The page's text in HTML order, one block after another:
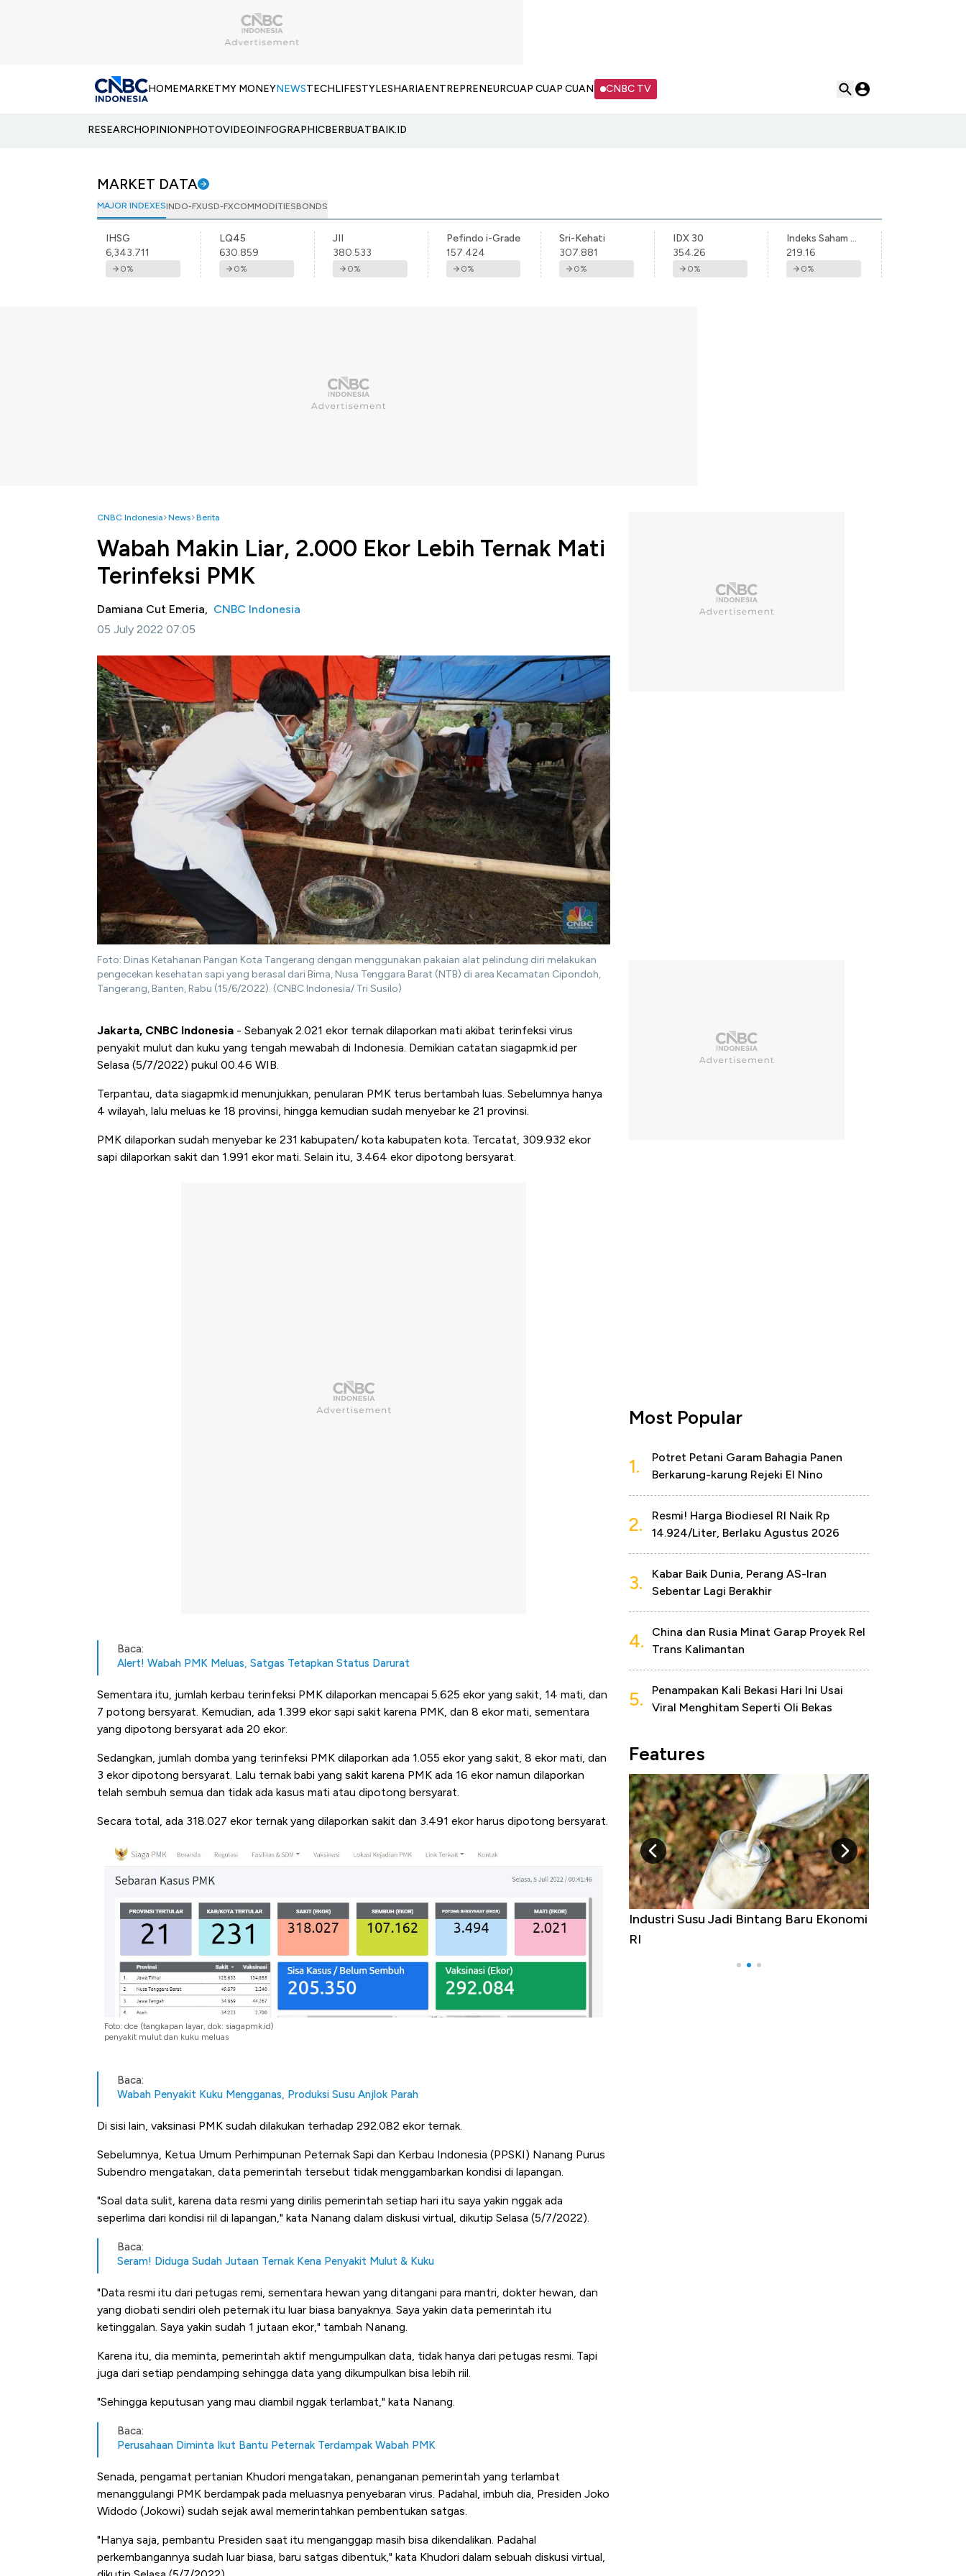
HOMEMARKETMY MONEYNEWSTECHLIFESTYLESHARIAENTREPRENEURCUAP CUAP CUAN CNBC TV
RESEARCHOPINIONPHOTOVIDEOINFOGRAPHICBERBUATBAIK.ID
MARKET DATA
MAJOR INDEXESINDO-FXUSD-FXCOMMODITIESBONDS
IHSG
6,343.711
0%
LQ45
630.859
0%
JII
380.533
0%
Pefindo i-Grade
157.424
0%
Sri-Kehati
307.881
0%
IDX 30
354.26
0%
Indeks Saham Syariah Indonesia
219.16
0%
CNBC Indonesia News Berita
Wabah Makin Liar, 2.000 Ekor Lebih Ternak Mati
Terinfeksi PMK
Damiana Cut Emeria, CNBC Indonesia
05 July 2022 07:05
Foto: Dinas Ketahanan Pangan Kota Tangerang dengan menggunakan pakaian alat pelindung diri melakukan
pengecekan kesehatan sapi yang berasal dari Bima, Nusa Tenggara Barat (NTB) di area Kecamatan Cipondoh,
Tangerang, Banten, Rabu (15/6/2022). (CNBC Indonesia/ Tri Susilo)
Jakarta, CNBC Indonesia - Sebanyak 2.021 ekor ternak dilaporkan mati akibat terinfeksi virus
penyakit mulut dan kuku yang tengah mewabah di Indonesia. Demikian catatan siagapmk.id per
Selasa (5/7/2022) pukul 00.46 WIB.
Terpantau, data siagapmk.id menunjukkan, penularan PMK terus bertambah luas. Sebelumnya hanya
4 wilayah, lalu meluas ke 18 provinsi, hingga kemudian sudah menyebar ke 21 provinsi.
PMK dilaporkan sudah menyebar ke 231 kabupaten/ kota kabupaten kota. Tercatat, 309.932 ekor
sapi dilaporkan sakit dan 1.991 ekor mati. Selain itu, 3.464 ekor dipotong bersyarat.
Baca:
Alert! Wabah PMK Meluas, Satgas Tetapkan Status Darurat
Sementara itu, jumlah kerbau terinfeksi PMK dilaporkan mencapai 5.625 ekor yang sakit, 14 mati, dan
7 potong bersyarat. Kemudian, ada 1.399 ekor sapi sakit karena PMK, dan 8 ekor mati, sementara
yang dipotong bersyarat ada 20 ekor.
Sedangkan, jumlah domba yang terinfeksi PMK dilaporkan ada 1.055 ekor yang sakit, 8 ekor mati, dan
3 ekor dipotong bersyarat. Lalu ternak babi yang sakit karena PMK ada 16 ekor namun dilaporkan
telah sembuh semua dan tidak ada kasus mati atau dipotong bersyarat.
Secara total, ada 318.027 ekor ternak yang dilaporkan sakit dan 3.491 ekor harus dipotong bersyarat.
Foto: dce (tangkapan layar, dok: siagapmk.id)
penyakit mulut dan kuku meluas
Baca:
Wabah Penyakit Kuku Mengganas, Produksi Susu Anjlok Parah
Di sisi lain, vaksinasi PMK sudah dilakukan terhadap 292.082 ekor ternak.
Sebelumnya, Ketua Umum Perhimpunan Peternak Sapi dan Kerbau Indonesia (PPSKI) Nanang Purus
Subendro mengatakan, data pemerintah tersebut tidak menggambarkan kondisi di lapangan.
"Soal data sulit, karena data resmi yang dirilis pemerintah setiap hari itu saya yakin nggak ada
seperlima dari kondisi riil di lapangan," kata Nanang dalam diskusi virtual, dikutip Selasa (5/7/2022).
Baca:
Seram! Diduga Sudah Jutaan Ternak Kena Penyakit Mulut & Kuku
"Data resmi itu dari petugas remi, sementara hewan yang ditangani para mantri, dokter hewan, dan
yang diobati sendiri oleh peternak itu luar biasa banyaknya. Saya yakin data pemerintah itu
ketinggalan. Saya yakin sudah 1 jutaan ekor," tambah Nanang.
Karena itu, dia meminta, pemerintah aktif mengumpulkan data, tidak hanya dari petugas resmi. Tapi
juga dari setiap pendamping sehingga data yang dikumpulkan bisa lebih riil.
"Sehingga keputusan yang mau diambil nggak terlambat," kata Nanang.
Baca:
Perusahaan Diminta Ikut Bantu Peternak Terdampak Wabah PMK
Senada, pengamat pertanian Khudori mengatakan, penanganan pemerintah yang terlambat
menanggulangi PMK berdampak pada meluasnya penyebaran virus. Padahal, imbuh dia, Presiden Joko
Widodo (Jokowi) sudah sejak awal memerintahkan pembentukan satgas.
"Hanya saja, pembantu Presiden saat itu menganggap masih bisa dikendalikan. Padahal
perkembangannya sudah luar biasa, baru satgas dibentuk," kata Khudori dalam sebuah diskusi virtual,
Most Popular
1.
Potret Petani Garam Bahagia Panen
Berkarung-karung Rejeki El Nino
2.
Resmi! Harga Biodiesel RI Naik Rp
14.924/Liter, Berlaku Agustus 2026
3.
Kabar Baik Dunia, Perang AS-Iran
Sebentar Lagi Berakhir
4.
China dan Rusia Minat Garap Proyek Rel
Trans Kalimantan
5.
Penampakan Kali Bekasi Hari Ini Usai
Viral Menghitam Seperti Oli Bekas
Features
Bangkit dari Kubur! Bisnis Furniture &
Industri Susu Jadi Bintang Baru Ekonomi
RI